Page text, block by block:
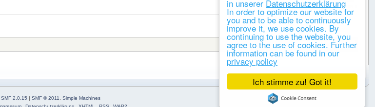
Ich stimme zu! Got it!
in unserer Datenschutzerklärung
In order to optimize our website for
you and to be able to continuously
improve it, we use cookies. By
continuing to use the website, you
agree to the use of cookies. Further
information can be found in our
privacy policy
« vorheriges nächstes »
Gehe zu:
SMF 2.0.15 |SMF © 2011 ,Simple Machines